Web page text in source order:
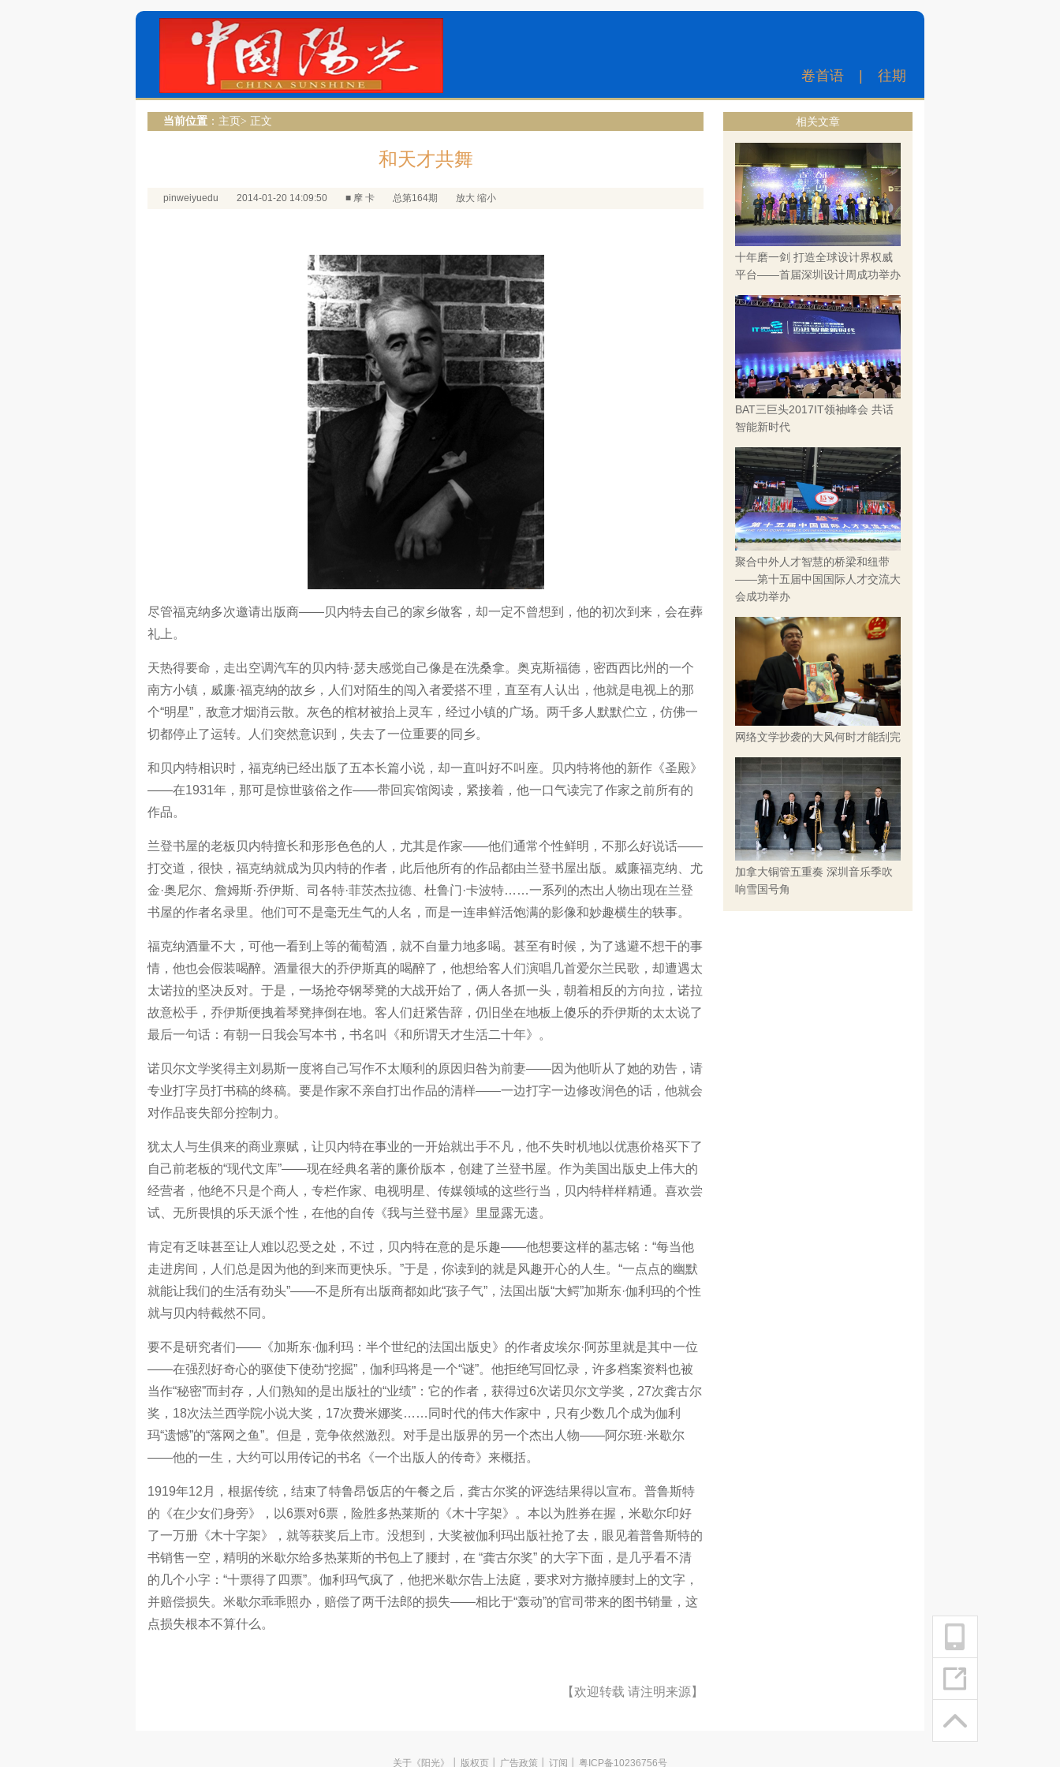
卷首语 往期
当前位置 ： 主页 > 正文
和天才共舞
pinweiyuedu 2014-01-20 14:09:50 ■ 摩 卡 总第164期 放大 缩小
尽管福克纳多次邀请出版商——贝内特去自己的家乡做客，却一定不曾想到，他的初次到来，会在葬
礼上。
天热得要命，走出空调汽车的贝内特·瑟夫感觉自己像是在洗桑拿。奥克斯福德，密西西比州的一个
南方小镇，威廉·福克纳的故乡，人们对陌生的闯入者爱搭不理，直至有人认出，他就是电视上的那
个“明星”，敌意才烟消云散。灰色的棺材被抬上灵车，经过小镇的广场。两千多人默默伫立，仿佛一
切都停止了运转。人们突然意识到，失去了一位重要的同乡。
和贝内特相识时，福克纳已经出版了五本长篇小说，却一直叫好不叫座。贝内特将他的新作《圣殿》
——在1931年，那可是惊世骇俗之作——带回宾馆阅读，紧接着，他一口气读完了作家之前所有的
作品。
兰登书屋的老板贝内特擅长和形形色色的人，尤其是作家——他们通常个性鲜明，不那么好说话——
打交道，很快，福克纳就成为贝内特的作者，此后他所有的作品都由兰登书屋出版。威廉福克纳、尤
金·奥尼尔、詹姆斯·乔伊斯、司各特·菲茨杰拉德、杜鲁门·卡波特……一系列的杰出人物出现在兰登
书屋的作者名录里。他们可不是毫无生气的人名，而是一连串鲜活饱满的影像和妙趣横生的轶事。
福克纳酒量不大，可他一看到上等的葡萄酒，就不自量力地多喝。甚至有时候，为了逃避不想干的事
情，他也会假装喝醉。酒量很大的乔伊斯真的喝醉了，他想给客人们演唱几首爱尔兰民歌，却遭遇太
太诺拉的坚决反对。于是，一场抢夺钢琴凳的大战开始了，俩人各抓一头，朝着相反的方向拉，诺拉
故意松手，乔伊斯便拽着琴凳摔倒在地。客人们赶紧告辞，仍旧坐在地板上傻乐的乔伊斯的太太说了
最后一句话：有朝一日我会写本书，书名叫《和所谓天才生活二十年》。
诺贝尔文学奖得主刘易斯一度将自己写作不太顺利的原因归咎为前妻——因为他听从了她的劝告，请
专业打字员打书稿的终稿。要是作家不亲自打出作品的清样——一边打字一边修改润色的话，他就会
对作品丧失部分控制力。
犹太人与生俱来的商业禀赋，让贝内特在事业的一开始就出手不凡，他不失时机地以优惠价格买下了
自己前老板的“现代文库”——现在经典名著的廉价版本，创建了兰登书屋。作为美国出版史上伟大的
经营者，他绝不只是个商人，专栏作家、电视明星、传媒领域的这些行当，贝内特样样精通。喜欢尝
试、无所畏惧的乐天派个性，在他的自传《我与兰登书屋》里显露无遗。
肯定有乏味甚至让人难以忍受之处，不过，贝内特在意的是乐趣——他想要这样的墓志铭：“每当他
走进房间，人们总是因为他的到来而更快乐。”于是，你读到的就是风趣开心的人生。“一点点的幽默
就能让我们的生活有劲头”——不是所有出版商都如此“孩子气”，法国出版“大鳄”加斯东·伽利玛的个性
就与贝内特截然不同。
要不是研究者们——《加斯东·伽利玛：半个世纪的法国出版史》的作者皮埃尔·阿苏里就是其中一位
——在强烈好奇心的驱使下使劲“挖掘”，伽利玛将是一个“谜”。他拒绝写回忆录，许多档案资料也被
当作“秘密”而封存，人们熟知的是出版社的“业绩”：它的作者，获得过6次诺贝尔文学奖，27次龚古尔
奖，18次法兰西学院小说大奖，17次费米娜奖……同时代的伟大作家中，只有少数几个成为伽利
玛“遗憾”的“落网之鱼”。但是，竞争依然激烈。对手是出版界的另一个杰出人物——阿尔班·米歇尔
——他的一生，大约可以用传记的书名《一个出版人的传奇》来概括。
1919年12月，根据传统，结束了特鲁昂饭店的午餐之后，龚古尔奖的评选结果得以宣布。普鲁斯特
的《在少女们身旁》，以6票对6票，险胜多热莱斯的《木十字架》。本以为胜券在握，米歇尔印好
了一万册《木十字架》，就等获奖后上市。没想到，大奖被伽利玛出版社抢了去，眼见着普鲁斯特的
书销售一空，精明的米歇尔给多热莱斯的书包上了腰封，在 “龚古尔奖” 的大字下面，是几乎看不清
的几个小字：“十票得了四票”。伽利玛气疯了，他把米歇尔告上法庭，要求对方撤掉腰封上的文字，
并赔偿损失。米歇尔乖乖照办，赔偿了两千法郎的损失——相比于“轰动”的官司带来的图书销量，这
点损失根本不算什么。
【欢迎转载 请注明来源】
相关文章
十年磨一剑 打造全球设计界权威
平台——首届深圳设计周成功举办
BAT三巨头2017IT领袖峰会 共话
智能新时代
聚合中外人才智慧的桥梁和纽带
——第十五届中国国际人才交流大
会成功举办
网络文学抄袭的大风何时才能刮完
加拿大铜管五重奏 深圳音乐季吹
响雪国号角
关于《阳光》 版权页 广告政策 订阅 │ 粤ICP备10236756号